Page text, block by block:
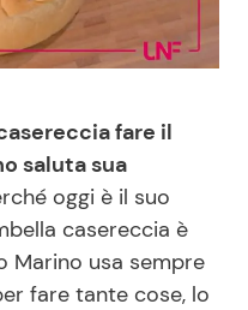
e Ricette
di Cucina
Ricette in TV
Piatti
fare il
saluta sua
oggi è il suo
casereccia è
Marino usa sempre
fare tante cose, lo